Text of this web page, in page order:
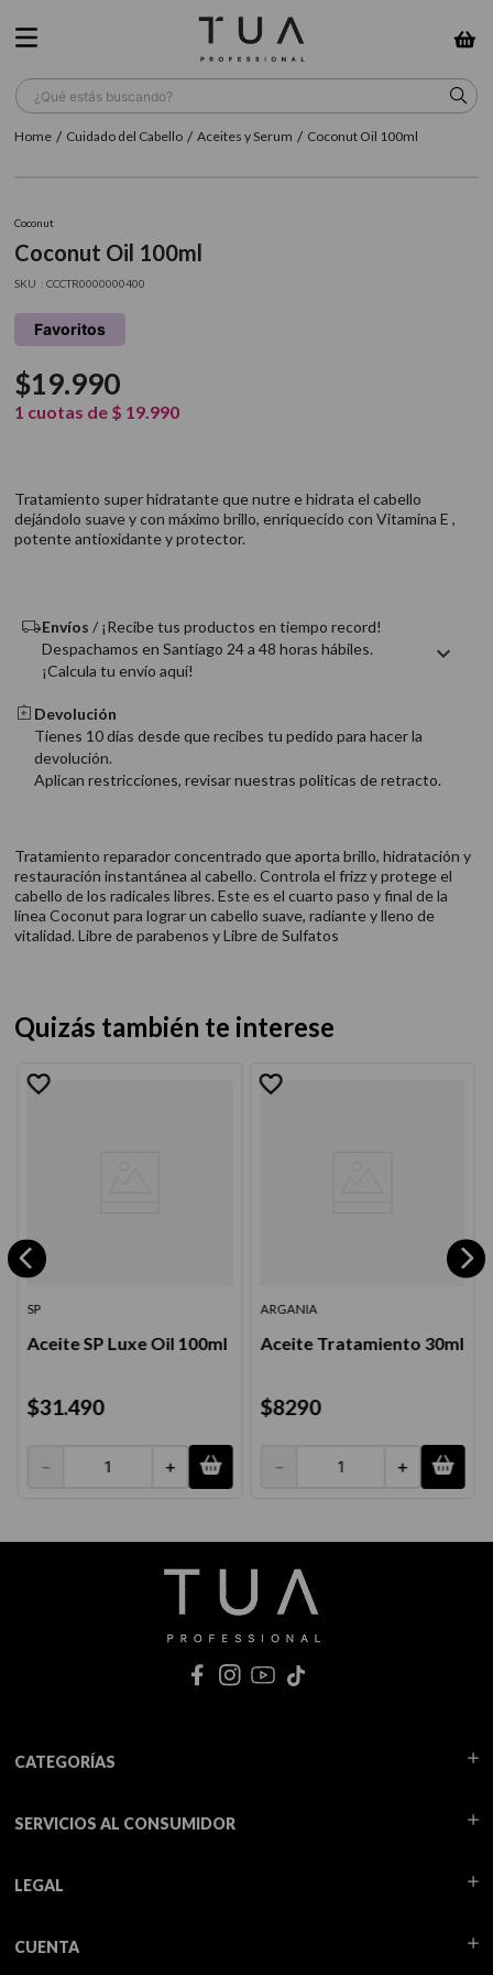
¿Qué estás buscando?
Cuidado del Cabello Aceites y Serum Coconut Oil 100ml
Coconut
Coconut Oil 100ml
: CCCTR0000000400
Favoritos
$19.990
1 cuotas de $ 19.990
Tratamiento super hidratante que nutre e hidrata el cabello
dejándolo suave y con máximo brillo, enriquecido con Vitamina E ,
potente antioxidante y protector.
Envíos / ¡Recibe tus productos en tiempo record!
Despachamos en Santiago 24 a 48 horas hábiles.
¡Calcula tu envío aquí!
Devolución
Tienes 10 días desde que recibes tu pedido para hacer la
devolución.
Aplican restricciones, revisar nuestras politicas de retracto.
Tratamiento reparador concentrado que aporta brillo, hidratación y
restauración instantánea al cabello. Controla el frizz y protege el
cabello de los radicales libres. Este es el cuarto paso y final de la
línea Coconut para lograr un cabello suave, radiante y lleno de
vitalidad. Libre de parabenos y Libre de Sulfatos
Quizás también te interese
SP
Aceite SP Luxe Oil 100ml
$31.490
＋
－
ARGANIA
Aceite Tratamiento 30ml
$8290
＋
－
CATEGORÍAS
SERVICIOS AL CONSUMIDOR
LEGAL
CUENTA
TÉRMINOS MÁS BUSCADOS
4. shampoo
5. cepillo
6. gama
9. acondicionador
10. protector térmico